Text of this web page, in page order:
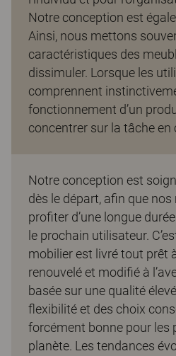
Notre conception est
Ainsi, nous mettons
caractéristiques des
dissimuler. Lorsque les
comprennent
fonctionnement d’un
concentrer sur la tâche en
Notre conception est
dès le départ, afin que
profiter d’une longue
le prochain utilisateur.
mobilier est livré tout prêt
renouvelé et modifié à
basée sur une qualité
flexibilité et des choix
forcément bonne pour les
planète. Les tendances